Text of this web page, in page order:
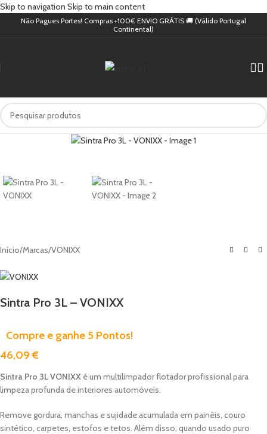
Skip to navigation Skip to main content
Não Pagues Portes! Compras +100€ ENVIO GRÁTIS 🚚 (Válido Portugal
Continental)
Início/Marcas/VONIXX
Sintra Pro 3L – VONIXX
Compre e ganhe 5 Pontos!
46,09€
Sintra Pro 3L VONIXX é um multilimpador flotador profissional para
limpeza profunda de interiores automóveis.
Remove gordura, manchas e sujidade acumulada em painéis, couro
sintético, carpetes, estofos e tetos. Além disso, quando usado puro